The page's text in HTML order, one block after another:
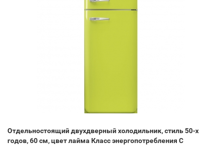
Отдельностоящий двухдверный холодильник, стиль 50-х
годов, 60 см, цвет лайма Класс энергопотребления С